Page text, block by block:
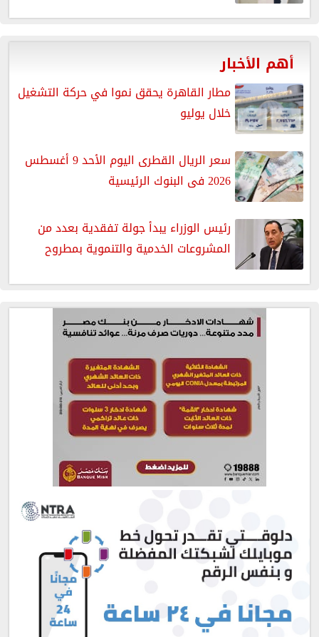
أهم الأخبار
مطار القاهرة يحقق نموا في حركة التشغيل
خلال يوليو
سعر الريال القطرى اليوم الأحد 9 أغسطس
2026 فى البنوك الرئيسية
رئيس الوزراء يبدأ جولة تفقدية بعدد من
المشروعات الخدمية والتنموية بمطروح